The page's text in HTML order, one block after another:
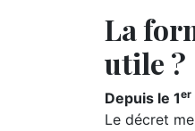
La
utile ?
Depuis le 1er
Le décret